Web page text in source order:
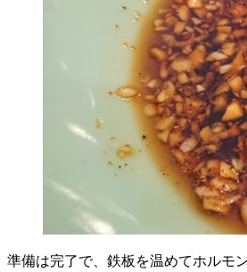
準備は完了で、鉄板を温めてホルモ